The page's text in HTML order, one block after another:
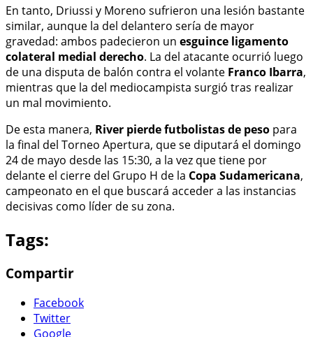
En tanto, Driussi y Moreno sufrieron una lesión bastante
similar, aunque la del delantero sería de mayor
gravedad: ambos padecieron un esguince ligamento
colateral medial derecho. La del atacante ocurrió luego
de una disputa de balón contra el volante Franco Ibarra,
mientras que la del mediocampista surgió tras realizar
un mal movimiento.
De esta manera, River pierde futbolistas de peso para
la final del Torneo Apertura, que se diputará el domingo
24 de mayo desde las 15:30, a la vez que tiene por
delante el cierre del Grupo H de la Copa Sudamericana,
campeonato en el que buscará acceder a las instancias
decisivas como líder de su zona.
Tags:
Compartir
Facebook
Twitter
Google